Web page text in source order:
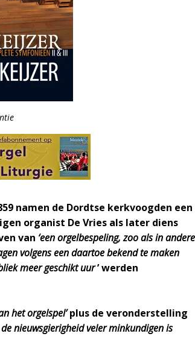
namen de Dordtse kerkvoogden een
organist De Vries als later diens
van ‘een orgelbespeling, zoo als in andere
volgens een daartoe bekend te maken
meer geschikt uur’ werden
het orgelspel’plus de veronderstelling
nieuwsgierigheid veler minkundigen is